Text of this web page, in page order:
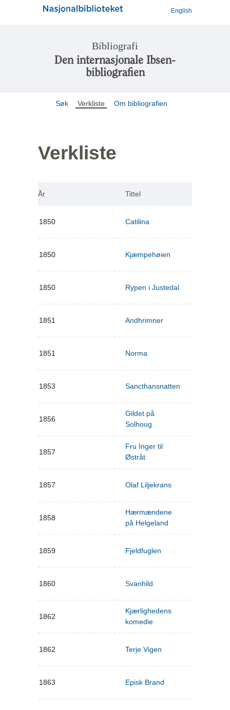
English
Bibliografi
Den internasjonale Ibsen-
bibliografien
Søk Verkliste Om bibliografien
Verkliste
År Tittel
1850 Catilina
1850 Kjæmpehøien
1850 Rypen i Justedal
1851 Andhrimner
1851 Norma
1853 Sancthansnatten
1856
Gildet på
Solhoug
1857
Fru Inger til
Østråt
1857 Olaf Liljekrans
1858
Hærmændene
på Helgeland
1859 Fjeldfuglen
1860 Svanhild
1862
Kjærlighedens
komedie
1862 Terje Vigen
1863 Episk Brand